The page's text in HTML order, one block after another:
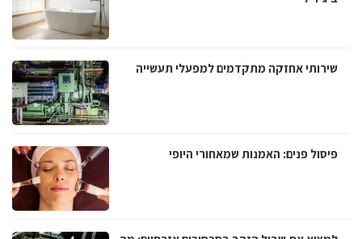
שירותי אחזקה מתקדמים למפעלי תעשייה
פיסול פנים: האמנות שמאחורי היופי